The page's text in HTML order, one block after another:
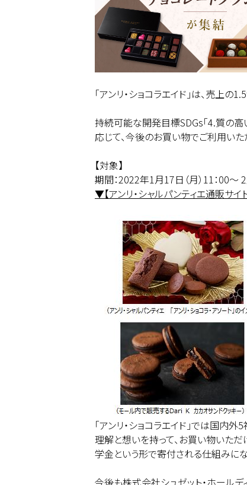
「アンリ・ショコラエイド」は、売上
持続可能な開発目標SDGs「4.質の高
応じて、今後のお買い物でご利用い
【対象】
期間：2022年1月17日（月）11：00～
▼【アンリ・シャルパンティエ通販サイ
「アンリ・ショコラエイド」では国内
理解と想いを持って、お買い物いた
学金という形で寄付される仕組みにな
今後も株式会社シュゼット・ホール